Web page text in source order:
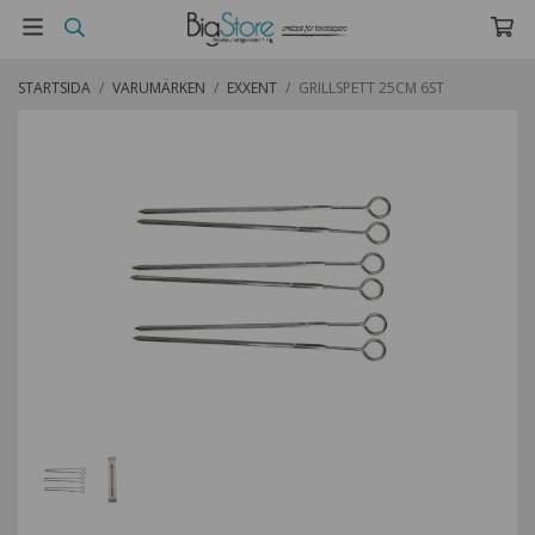
STARTSIDA / VARUMÄRKEN / EXXENT / GRILLSPETT 25CM 6ST